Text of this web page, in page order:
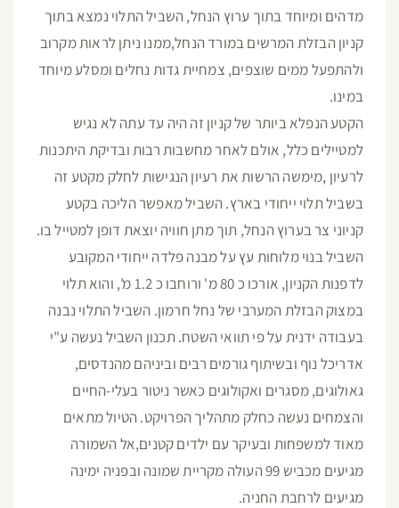
מדהים ומיוחד בתוך ערוץ הנחל, השביל התלוי נמצא בתוך
קניון הבזלת המרשים במורד הנחל,ממנו ניתן לראות מקרוב
ולהתפעל ממים שוצפים, צמחיית גדות נחלים ומסלע מיוחד
במינו.
הקטע הנפלא ביותר של קניון זה היה עד עתה לא נגיש
למטיילים כלל, אולם לאחר מחשבות רבות ובדיקת היתכנות
לרעיון ,מימשה הרשות את רעיון הנגישות לחלק מקטע זה
בשביל תלוי ייחודי בארץ. השביל מאפשר הליכה בקטע
קניוני צר בערוץ הנחל, תוך מתן חוויה יוצאת דופן למטייל בו.
השביל בנוי מלוחות עץ על מבנה פלדה ייחודי המקובע
לדפנות הקניון, אורכו כ 80 מ' ורוחבו כ 1.2 מ', והוא תלוי
במצוק הבזלת המערבי של נחל חרמון. השביל התלוי נבנה
בעבודה ידנית על פי תוואי השטח. תכנון השביל נעשה ע"י
אדריכל נוף ובשיתוף גורמים רבים וביניהם מהנדסים,
גאולוגים, מסגרים ואקולוגים כאשר ניטור בעלי-החיים
והצמחים נעשה כחלק מתהליך הפרויקט. הטיול מתאים
מאוד למשפחות ובעיקר עם ילדים קטנים,אל השמורה
מגיעים מכביש 99 העולה מקריית שמונה ובפניה ימינה
מגיעים לרחבת החניה.